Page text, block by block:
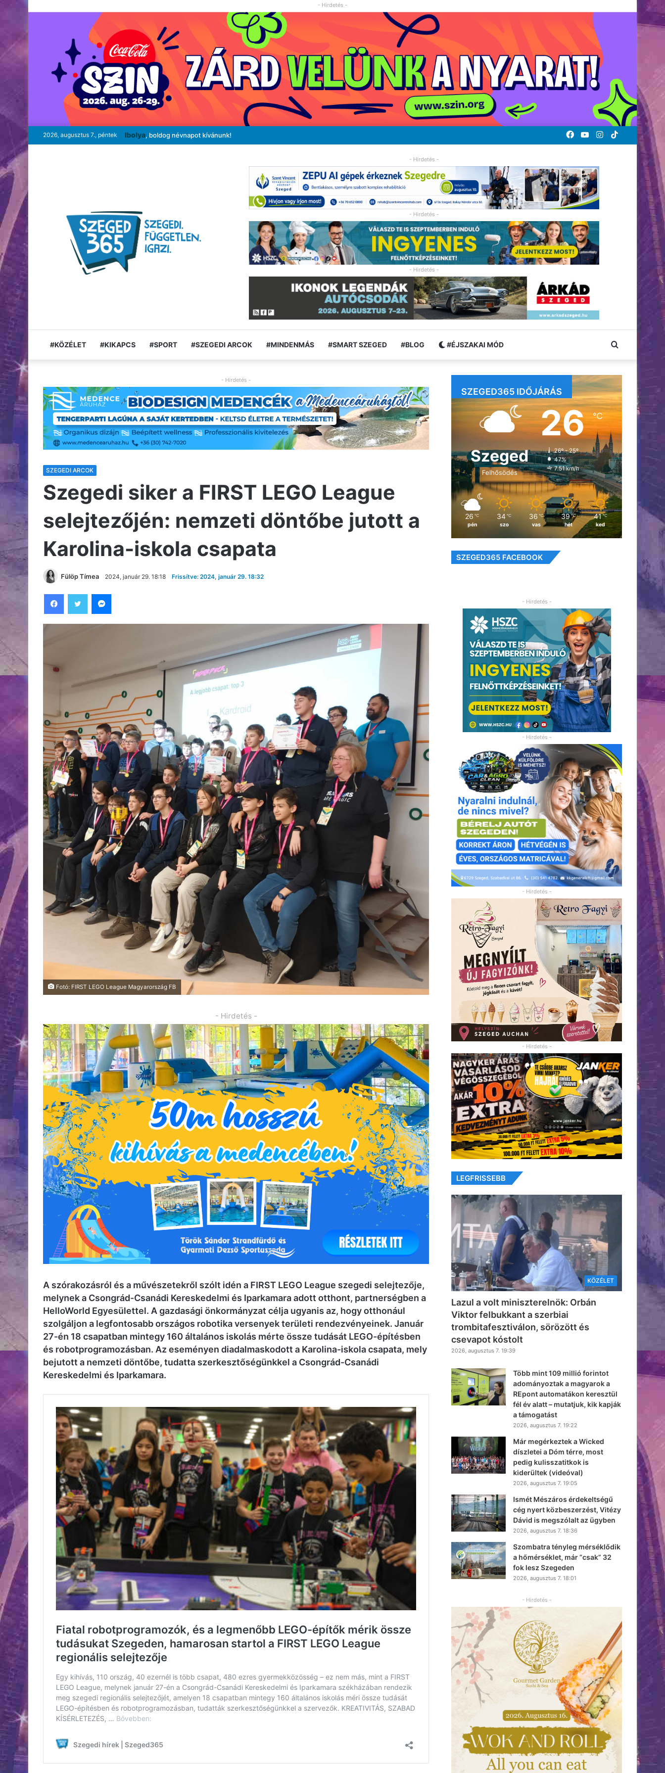
- Hirdetés -
2026, augusztus 7., péntek Ibolya, boldog névnapot kívánunk! TikTok
Instagram
YouTube
Facebook
- Hirdetés -
- Hirdetés -
- Hirdetés -
#KÖZÉLET #KIKAPCS #SPORT #SZEGEDI ARCOK #MINDENMÁS #SMART SZEGED #BLOG #ÉJSZAKAI MÓD Keresés:
- Hirdetés -
SZEGEDI ARCOK
Szegedi siker a FIRST LEGO League
selejtezőjén: nemzeti döntőbe jutott a
Karolina-iskola csapata
Fülöp Tímea 2024, január 29. 18:18 Frissítve: 2024, január 29. 18:32
Fotó: FIRST LEGO League Magyarország FB
- Hirdetés -
A szórakozásról és a művészetekről szólt idén a FIRST LEGO League szegedi selejtezője,
melynek a Csongrád-Csanádi Kereskedelmi és Iparkamara adott otthont, partnerségben a
HelloWorld Egyesülettel. A gazdasági önkormányzat célja ugyanis az, hogy otthonául
szolgáljon a legfontosabb országos robotika versenyek területi rendezvényeinek. Január
27-én 18 csapatban mintegy 160 általános iskolás mérte össze tudását LEGO-építésben
és robotprogramozásban. Az eseményen diadalmaskodott a Karolina-iskola csapata, mely
bejutott a nemzeti döntőbe, tudatta szerkesztőségünkkel a Csongrád-Csanádi
Kereskedelmi és Iparkamara.
SZEGED365 IDŐJÁRÁS
Szeged
Felhősödés
26℃
26º - 25º
47%
7.51 km/h
26 ℃
pén
34 ℃
szo
36 ℃
vas
39 ℃
hét
41 ℃
ked
SZEGED365 FACEBOOK
- Hirdetés -
- Hirdetés -
- Hirdetés -
- Hirdetés -
LEGFRISSEBB
KÖZÉLET
Lazul a volt miniszterelnök: Orbán
Viktor felbukkant a szerbiai
trombitafesztiválon, sörözött és
csevapot kóstolt
2026, augusztus 7. 19:39
Több mint 109 millió forintot
adományoztak a magyarok a
REpont automatákon keresztül
fél év alatt – mutatjuk, kik kapják
a támogatást
2026, augusztus 7. 19:22
Már megérkeztek a Wicked
díszletei a Dóm térre, most
pedig kulisszatitkok is
kiderültek (videóval)
2026, augusztus 7. 19:05
Ismét Mészáros érdekeltségű
cég nyert közbeszerzést, Vitézy
Dávid is megszólalt az ügyben
2026, augusztus 7. 18:36
Szombatra tényleg mérséklődik
a hőmérséklet, már “csak” 32
fok lesz Szegeden
2026, augusztus 7. 18:01
- Hirdetés -